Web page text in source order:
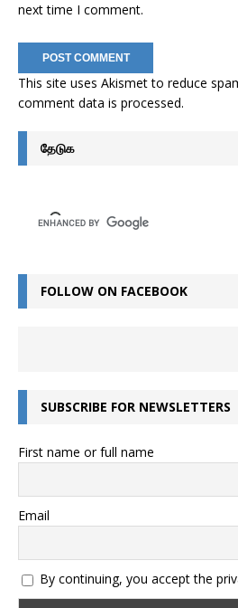
next time I comment.
This site uses Akismet to reduce
comment data is processed.
தேடுக
FOLLOW ON FACEBOOK
SUBSCRIBE FOR NEWSLETTERS
First name or full name
Email
By continuing, you accept the